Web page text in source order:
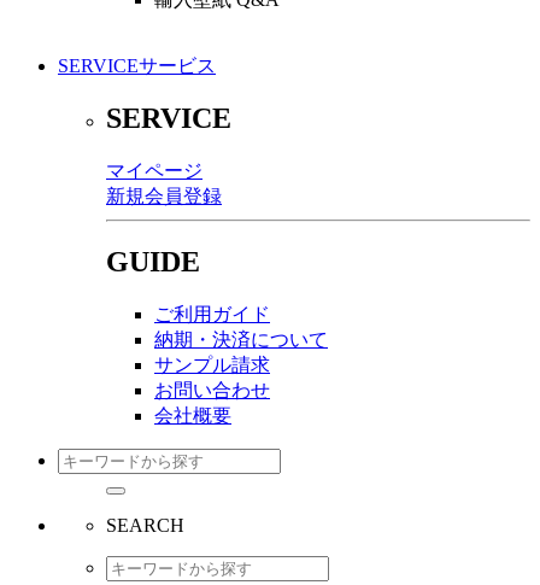
SERVICEサービス
SERVICE
マイページ
新規会員登録
GUIDE
ご利用ガイド
納期・決済について
サンプル請求
お問い合わせ
会社概要
SEARCH